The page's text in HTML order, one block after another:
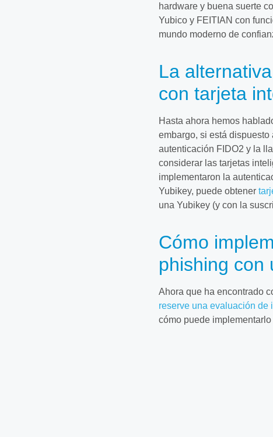
hardware y buena suerte
Yubico y FEITIAN con
mundo moderno de
La
con tarjeta
Hasta ahora hemos
embargo, si está
autenticación FIDO2 y la
considerar las tarjetas
implementaron la
Yubikey, puede obtener
una Yubikey (y con la
Cómo
phishing con
Ahora que ha encontrado
reserve una evaluación de
cómo puede